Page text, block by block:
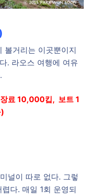
볼거리는 이곳뿐이지
. 라오스 여행에 여유
료 10,000킵, 보트 1
널이 따로 없다. 그렇
다. 매일 1회 운영되